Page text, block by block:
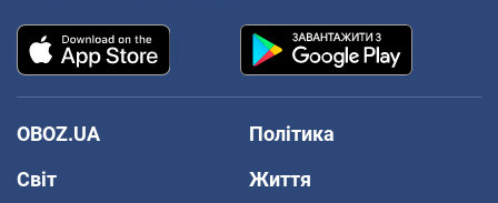
OBOZ.UA
Політика
Світ
Життя